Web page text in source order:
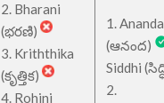
2. Bharani
(భరణి)
3. Kriththika
(కృత్తిక)
4. Rohini
1. Ananda
(ఆనంద)
Siddhi
2.